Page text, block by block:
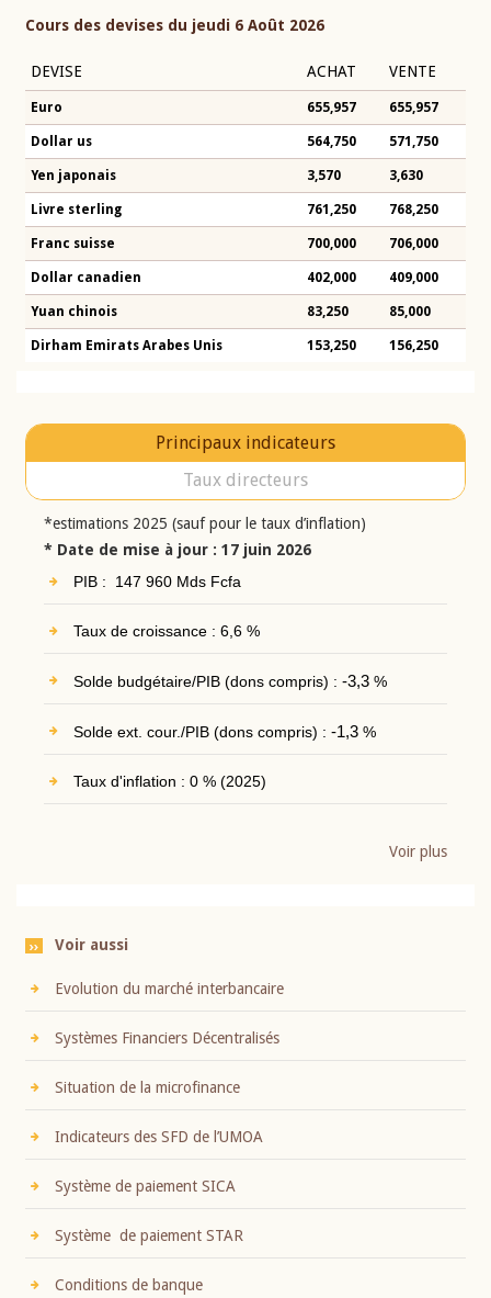
Cours des devises du jeudi 6 Août 2026
DEVISE ACHAT VENTE
Euro 655,957 655,957
Dollar us 564,750 571,750
Yen japonais 3,570 3,630
Livre sterling 761,250 768,250
Franc suisse 700,000 706,000
Dollar canadien 402,000 409,000
Yuan chinois 83,250 85,000
Dirham Emirats Arabes Unis 153,250 156,250
Principaux indicateurs
Taux directeurs
*estimations 2025 (sauf pour le taux d’inflation)
* Date de mise à jour : 17 juin 2026
PIB : 147 960 Mds Fcfa
Taux de croissance : 6,6 %
Solde budgétaire/PIB (dons compris) : -3,3%
Solde ext. cour./PIB (dons compris) : -1,3%
Taux d'inflation : 0 % (2025)
Voir plus
Voir aussi
Evolution du marché interbancaire
Systèmes Financiers Décentralisés
Situation de la microfinance
Indicateurs des SFD de l’UMOA
Système de paiement SICA
Système de paiement STAR
Conditions de banque